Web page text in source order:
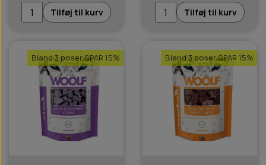
Tilføj til kurv Tilføj til kurv
Bland 3 poser SPAR 15% Bland 3 poser SPAR 15%